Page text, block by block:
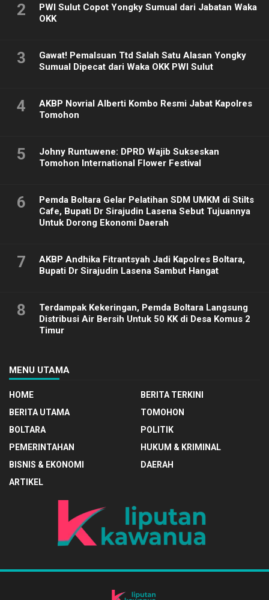
2
PWI Sulut Copot Yongky Sumual dari Jabatan Waka
OKK
3
Gawat! Pemalsuan Ttd Salah Satu Alasan Yongky
Sumual Dipecat dari Waka OKK PWI Sulut
4
AKBP Novrial Alberti Kombo Resmi Jabat Kapolres
Tomohon
5
Johny Runtuwene: DPRD Wajib Sukseskan
Tomohon International Flower Festival
6
Pemda Boltara Gelar Pelatihan SDM UMKM di Stilts
Cafe, Bupati Dr Sirajudin Lasena Sebut Tujuannya
Untuk Dorong Ekonomi Daerah
7
AKBP Andhika Fitrantsyah Jadi Kapolres Boltara,
Bupati Dr Sirajudin Lasena Sambut Hangat
8
Terdampak Kekeringan, Pemda Boltara Langsung
Distribusi Air Bersih Untuk 50 KK di Desa Komus 2
Timur
MENU UTAMA
HOME
BERITA TERKINI
BERITA UTAMA
TOMOHON
BOLTARA
POLITIK
PEMERINTAHAN
HUKUM & KRIMINAL
BISNIS & EKONOMI
DAERAH
ARTIKEL